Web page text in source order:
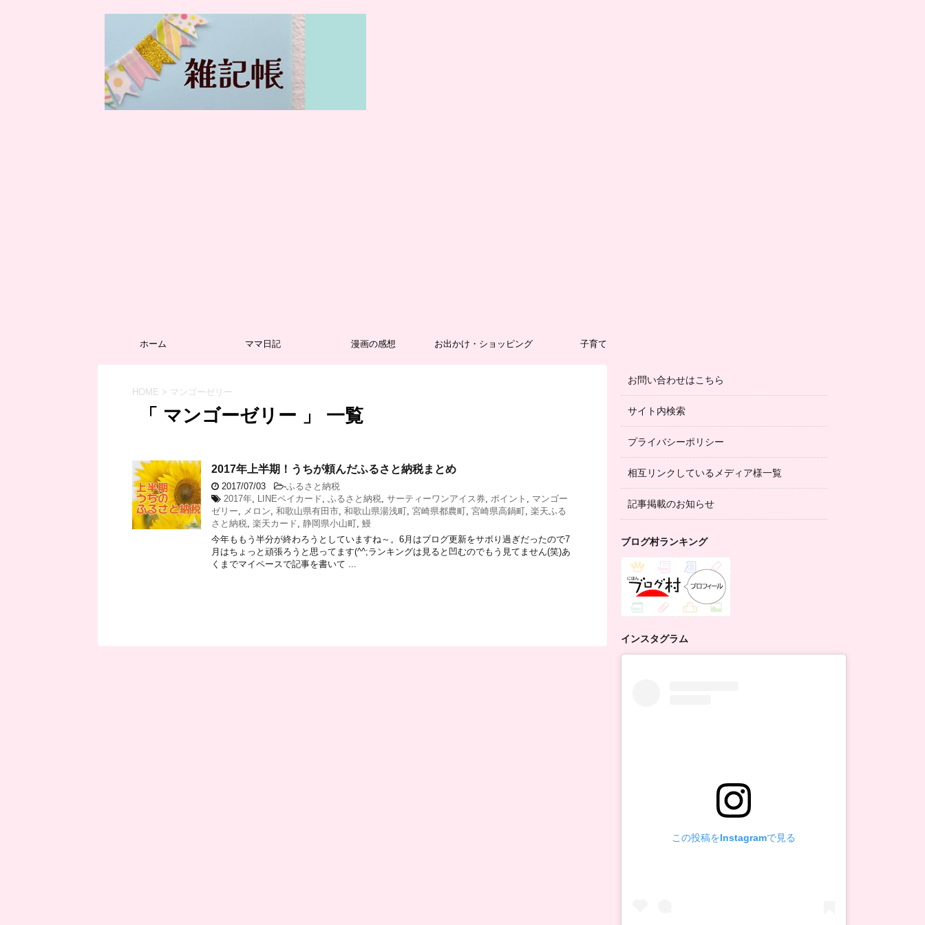
ホーム ママ日記 漫画の感想 お出かけ・ショッピング 子育て
HOME > マンゴーゼリー
「 マンゴーゼリー 」 一覧
2017年上半期！うちが頼んだふるさと納税まとめ
2017/07/03 -ふるさと納税
2017年 LINEペイカード ふるさと納税 サーティーワンアイス券 ポイント
マンゴー
ゼリー
メロン 和歌山県有田市 和歌山県湯浅町 宮崎県都農町 宮崎県高鍋町 楽天ふる
さと納税 楽天カード 静岡県小山町 鰻
今年ももう半分が終わろうとしていますね～。6月はブログ更新をサボり過ぎだったので7
月はちょっと頑張ろうと思ってます(^^;ランキングは見ると凹むのでもう見てません(笑)あ
くまでマイペースで記事を書いて ...
お問い合わせはこちら
サイト内検索
プライバシーポリシー
相互リンクしているメディア様一覧
記事掲載のお知らせ
ブログ村ランキング
インスタグラム
この投稿をInstagramで見る